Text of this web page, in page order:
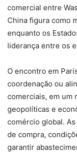
comercial entre
China figura como
enquanto os
liderança entre os
O encontro em
coordenação ou
comerciais, em um
geopolíticas e
comércio global.
de compra,
garantir